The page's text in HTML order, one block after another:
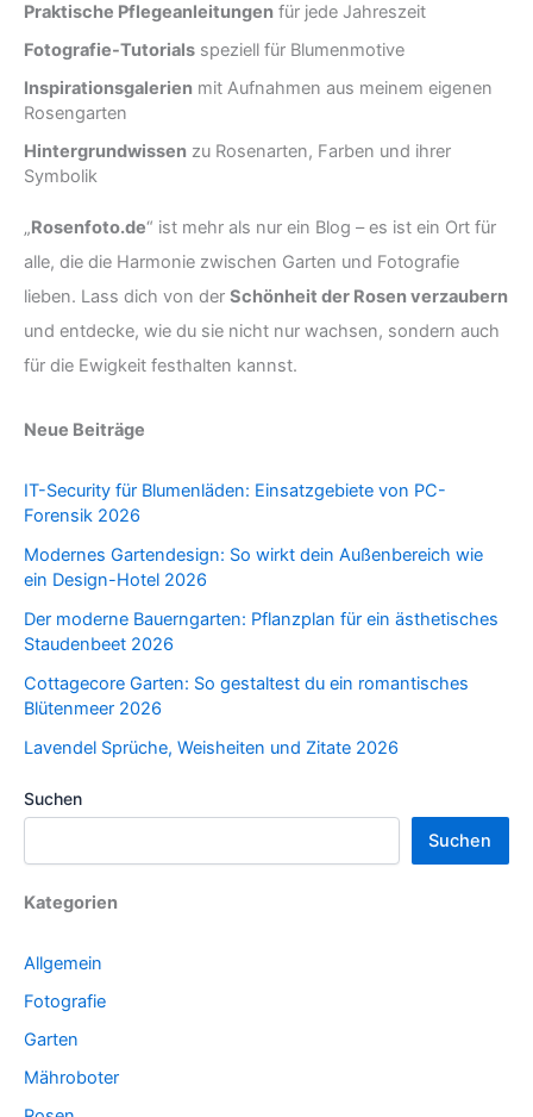
Praktische Pflegeanleitungen für jede Jahreszeit
Fotografie-Tutorials speziell für Blumenmotive
Inspirationsgalerien mit Aufnahmen aus meinem eigenen
Rosengarten
Hintergrundwissen zu Rosenarten, Farben und ihrer
Symbolik
„Rosenfoto.de“ ist mehr als nur ein Blog – es ist ein Ort für
alle, die die Harmonie zwischen Garten und Fotografie
lieben. Lass dich von der Schönheit der Rosen verzaubern
und entdecke, wie du sie nicht nur wachsen, sondern auch
für die Ewigkeit festhalten kannst.
Neue Beiträge
IT-Security für Blumenläden: Einsatzgebiete von PC-
Forensik 2026
Modernes Gartendesign: So wirkt dein Außenbereich wie
ein Design-Hotel 2026
Der moderne Bauerngarten: Pflanzplan für ein ästhetisches
Staudenbeet 2026
Cottagecore Garten: So gestaltest du ein romantisches
Blütenmeer 2026
Lavendel Sprüche, Weisheiten und Zitate 2026
Suchen
Suchen
Kategorien
Allgemein
Fotografie
Garten
Mähroboter